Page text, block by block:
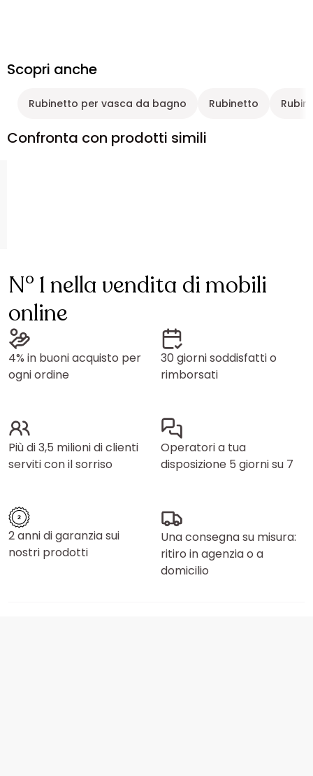
Scopri anche
Rubinetto per vasca da bagno Rubinetto
Confronta con prodotti simili
N° 1 nella vendita di mobili
online
4% in buoni acquisto per
ogni ordine
30 giorni soddisfatti o
rimborsati
Più di 3,5 milioni di clienti
serviti con il sorriso
Operatori a tua
disposizione 5 giorni su 7
2 anni di garanzia sui
nostri prodotti
Una consegna su misura:
ritiro in agenzia o a
domicilio